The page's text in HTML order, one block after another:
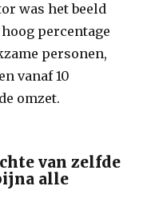
was het beeld
percentage
personen,
vanaf 10
omzet.
van zelfde
alle